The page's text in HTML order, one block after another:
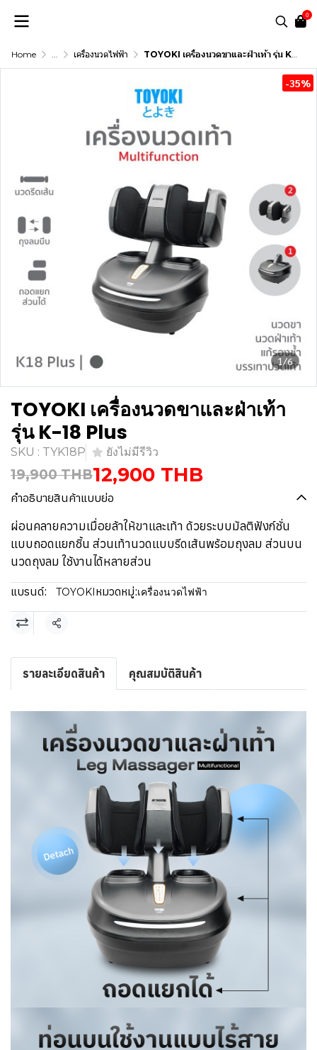
0
Home ... เครื่องนวดไฟฟ้า TOYOKI เครื่องนวดขาและฝ่าเท้า รุ่น K-18 Plus
1/6
-35%
TOYOKI เครื่องนวดขาและฝ่าเท้า
รุ่น K-18 Plus
SKU : TYK18P ยังไม่มีรีวิว
19,900 THB12,900 THB
คำอธิบายสินค้าแบบย่อ
ผ่อนคลายความเมื่อยล้าให้ขาและเท้า ด้วยระบบมัลติฟังก์ชั่น
แบบถอดแยกชิ้น ส่วนเท้านวดแบบรีดเส้นพร้อมถุงลม ส่วนบน
นวดถุงลม ใช้งานได้หลายส่วน
แบรนด์: TOYOKIหมวดหมู่:เครื่องนวดไฟฟ้า
แชร์
รายละเอียดสินค้า คุณสมบัติสินค้า